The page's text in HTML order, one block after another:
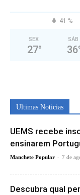
41 %
SEX
27°
SÁB
36
Ultimas Noticias
UEMS recebe
ensinarem
Manchete Popular - 7 de
Descubra qual